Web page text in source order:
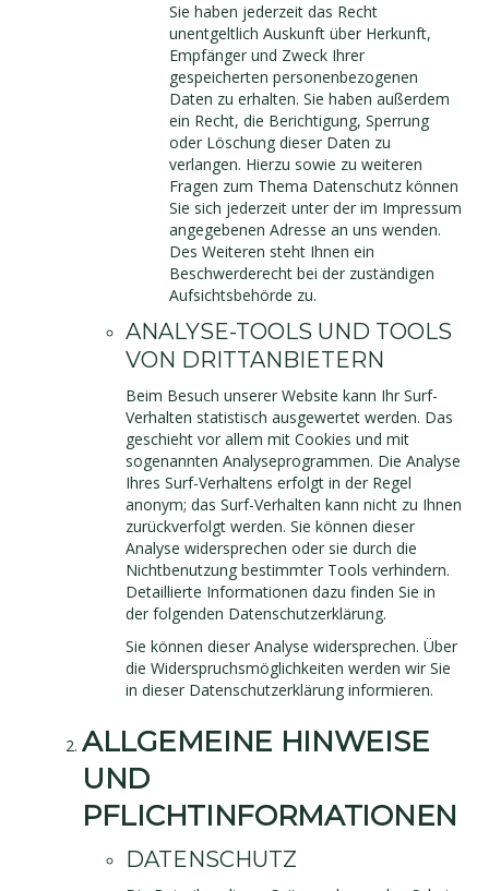
Sie haben jederzeit das Recht
unentgeltlich Auskunft über Herkunft,
Empfänger und Zweck Ihrer
gespeicherten personenbezogenen
Daten zu erhalten. Sie haben außerdem
ein Recht, die Berichtigung, Sperrung
oder Löschung dieser Daten zu
verlangen. Hierzu sowie zu weiteren
Fragen zum Thema Datenschutz können
Sie sich jederzeit unter der im Impressum
angegebenen Adresse an uns wenden.
Des Weiteren steht Ihnen ein
Beschwerderecht bei der zuständigen
Aufsichtsbehörde zu.
ANALYSE-TOOLS UND TOOLS
VON DRITTANBIETERN
Beim Besuch unserer Website kann Ihr Surf-
Verhalten statistisch ausgewertet werden. Das
geschieht vor allem mit Cookies und mit
sogenannten Analyseprogrammen. Die Analyse
Ihres Surf-Verhaltens erfolgt in der Regel
anonym; das Surf-Verhalten kann nicht zu Ihnen
zurückverfolgt werden. Sie können dieser
Analyse widersprechen oder sie durch die
Nichtbenutzung bestimmter Tools verhindern.
Detaillierte Informationen dazu finden Sie in
der folgenden Datenschutzerklärung.
Sie können dieser Analyse widersprechen. Über
die Widerspruchsmöglichkeiten werden wir Sie
in dieser Datenschutzerklärung informieren.
ALLGEMEINE HINWEISE
UND
PFLICHTINFORMATIONEN
DATENSCHUTZ